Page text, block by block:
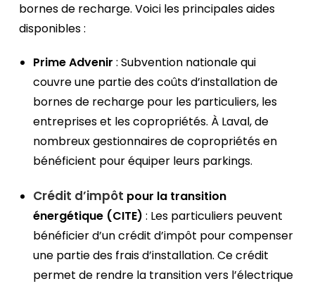
bornes de recharge. Voici les principales aides
disponibles :
Prime Advenir : Subvention nationale qui
couvre une partie des coûts d’installation de
bornes de recharge pour les particuliers, les
entreprises et les copropriétés. À Laval, de
nombreux gestionnaires de copropriétés en
bénéficient pour équiper leurs parkings.
Crédit d’impôt pour la transition
énergétique (CITE) : Les particuliers peuvent
bénéficier d’un crédit d’impôt pour compenser
une partie des frais d’installation. Ce crédit
permet de rendre la transition vers l’électrique